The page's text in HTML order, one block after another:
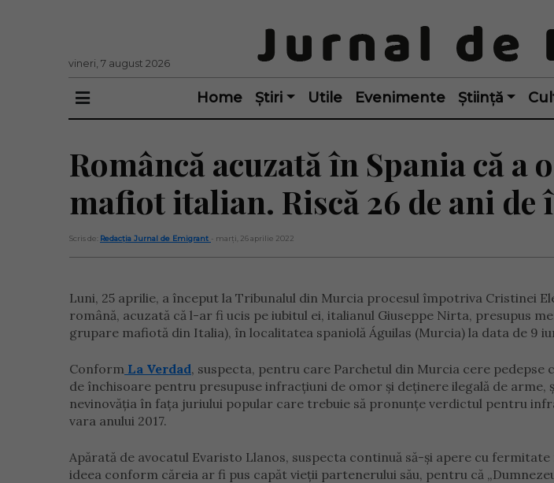
vineri, 7 august 2026
Home Știri Utile Evenimente Știință
Româncă acuzată în Spania că a
mafiot italian. Riscă 26 de ani de
Scris de: Redacția Jurnal de Emigrant - marți, 26 aprilie 2022
Luni, 25 aprilie, a început la Tribunalul din Murcia procesul împotriva Cristinei
română, acuzată că l-ar fi ucis pe iubitul ei, italianul Giuseppe Nirta, presupus
grupare mafiotă din Italia), în localitatea spaniolă Águilas (Murcia) la data de 9
Conform La Verdad, suspecta, pentru care Parchetul din Murcia cere pedepse
de închisoare pentru presupuse infracțiuni de omor și deținere ilegală de arme,
nevinovăția în fața juriului popular care trebuie să pronunțe verdictul pentru
vara anului 2017.
Apărată de avocatul Evaristo Llanos, suspecta continuă să-şi apere cu fermitate
ideea conform căreia ar fi pus capăt vieții partenerului său, pentru că